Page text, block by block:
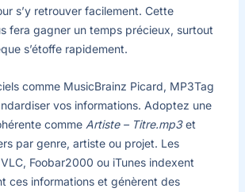
s’y retrouver facilement. Cette
fera gagner un temps précieux, surtout
s’étoffe rapidement.
comme MusicBrainz Picard, MP3Tag
vos informations. Adoptez une
comme Artiste – Titre.mp3et
par genre, artiste ou projet. Les
Foobar2000 ou iTunes indexent
ces informations et génèrent des